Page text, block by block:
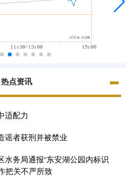
热点资讯
适配力
谣者获刑并被禁业
水务局通报“东安湖公园内标识
把关不严所致